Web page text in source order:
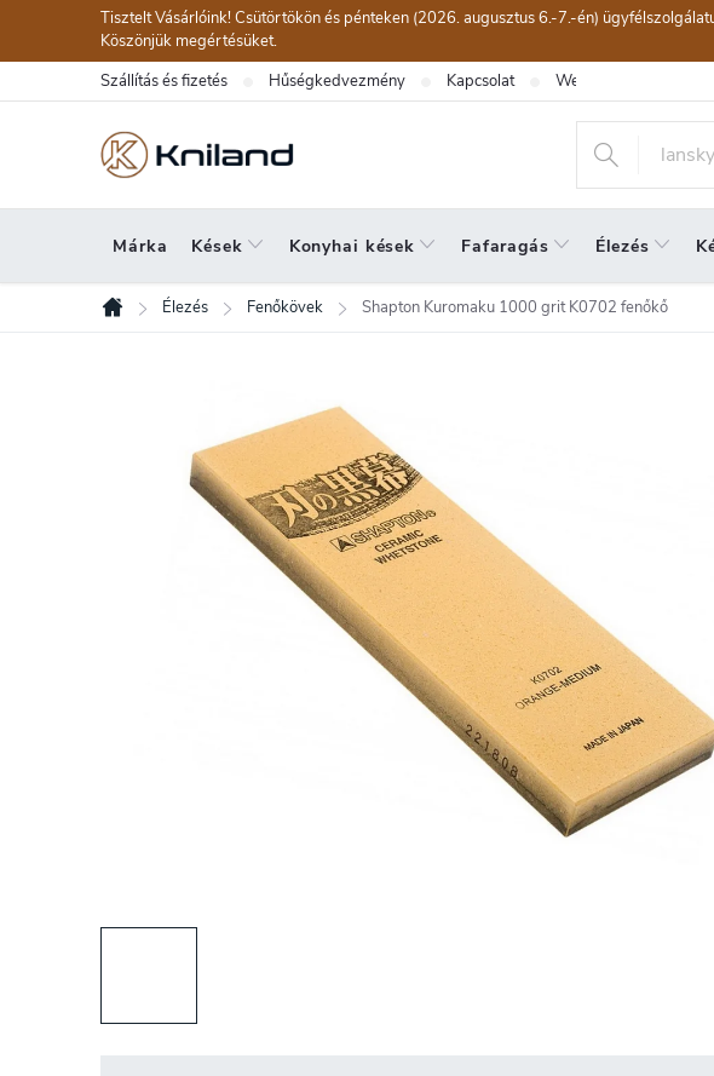
fő
tartalomhoz
Tisztelt Vásárlóink! Csütörtökön és pénteken (2026. augusztus 6.-7.-én)
Köszönjük megértésüket.
Szállítás és fizetés Hűségkedvezmény Kapcsolat Webáruház értékelése
Márka Kések Konyhai kések Fafaragás Élezés
Kezdőlap
Élezés Fenőkövek Shapton Kuromaku 1000 grit K0702 fenőkő